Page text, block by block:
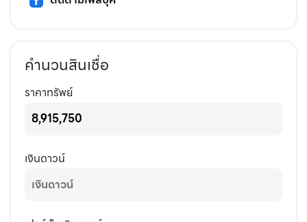
คำนวนสินเชื่อ
ราคาทรัพย์
เงินดาวน์